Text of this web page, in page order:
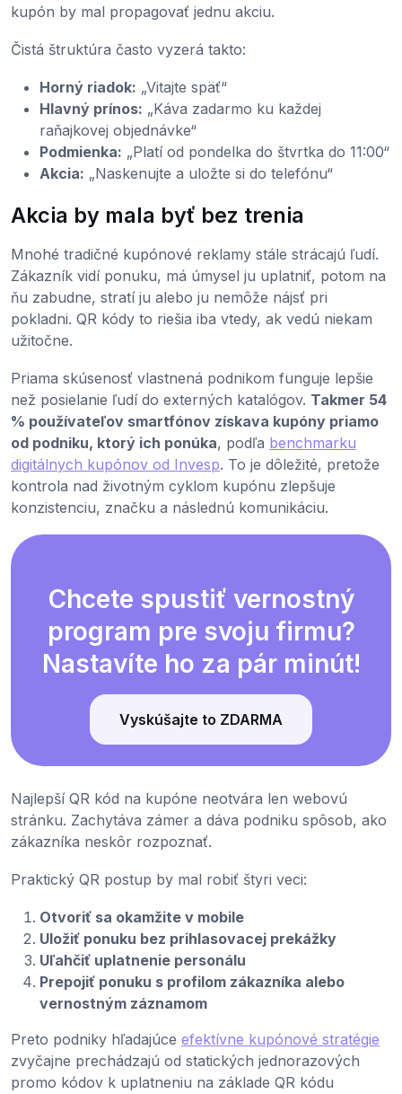
kupón by mal propagovať jednu akciu.
Čistá štruktúra často vyzerá takto:
Horný riadok: „Vitajte späť“
Hlavný prínos: „Káva zadarmo ku každej
raňajkovej objednávke“
Podmienka: „Platí od pondelka do štvrtka do 11:00“
Akcia: „Naskenujte a uložte si do telefónu“
Akcia by mala byť bez trenia
Mnohé tradičné kupónové reklamy stále strácajú ľudí.
Zákazník vidí ponuku, má úmysel ju uplatniť, potom na
ňu zabudne, stratí ju alebo ju nemôže nájsť pri
pokladni. QR kódy to riešia iba vtedy, ak vedú niekam
užitočne.
Priama skúsenosť vlastnená podnikom funguje lepšie
než posielanie ľudí do externých katalógov. Takmer 54
% používateľov smartfónov získava kupóny priamo
od podniku, ktorý ich ponúka, podľa benchmarku
digitálnych kupónov od Invesp. To je dôležité, pretože
kontrola nad životným cyklom kupónu zlepšuje
konzistenciu, značku a následnú komunikáciu.
Chcete spustiť vernostný
program pre svoju firmu?
Nastavíte ho za pár minút!
Vyskúšajte to ZDARMA
Najlepší QR kód na kupóne neotvára len webovú
stránku. Zachytáva zámer a dáva podniku spôsob, ako
zákazníka neskôr rozpoznať.
Praktický QR postup by mal robiť štyri veci:
Otvoriť sa okamžite v mobile
Uložiť ponuku bez prihlasovacej prekážky
Uľahčiť uplatnenie personálu
Prepojiť ponuku s profilom zákazníka alebo
vernostným záznamom
Preto podniky hľadajúce efektívne kupónové stratégie
zvyčajne prechádzajú od statických jednorazových
promo kódov k uplatneniu na základe QR kódu